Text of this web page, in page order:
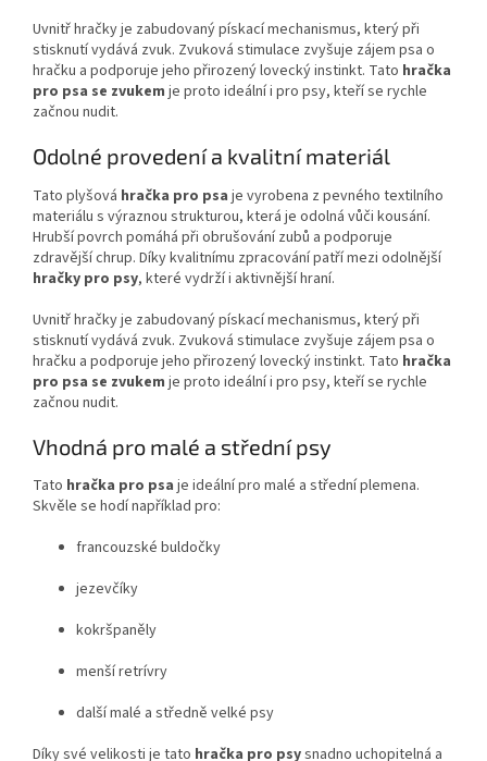
Uvnitř hračky je zabudovaný pískací mechanismus, který při
stisknutí vydává zvuk. Zvuková stimulace zvyšuje zájem psa o
hračku a podporuje jeho přirozený lovecký instinkt. Tato hračka
pro psa se zvukem je proto ideální i pro psy, kteří se rychle
začnou nudit.
Odolné provedení a kvalitní materiál
Tato plyšová hračka pro psa je vyrobena z pevného textilního
materiálu s výraznou strukturou, která je odolná vůči kousání.
Hrubší povrch pomáhá při obrušování zubů a podporuje
zdravější chrup. Díky kvalitnímu zpracování patří mezi odolnější
hračky pro psy, které vydrží i aktivnější hraní.
Uvnitř hračky je zabudovaný pískací mechanismus, který při
stisknutí vydává zvuk. Zvuková stimulace zvyšuje zájem psa o
hračku a podporuje jeho přirozený lovecký instinkt. Tato hračka
pro psa se zvukem je proto ideální i pro psy, kteří se rychle
začnou nudit.
Vhodná pro malé a střední psy
Tato hračka pro psa je ideální pro malé a střední plemena.
Skvěle se hodí například pro:
francouzské buldočky
jezevčíky
kokršpaněly
menší retrívry
další malé a středně velké psy
Díky své velikosti je tato hračka pro psysnadno uchopitelná a